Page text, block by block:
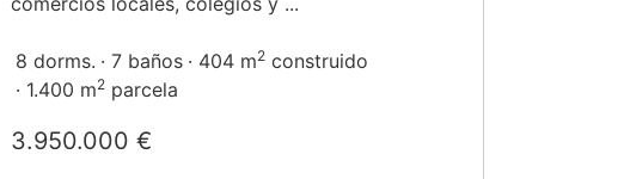
8 dorms. 7 baños 404 m2 construido
1.400 m2 parcela
3.950.000 €